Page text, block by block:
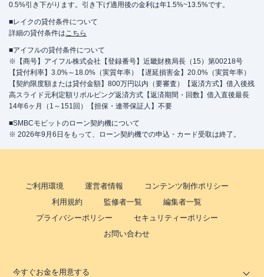
0.5%引き下がります。引き下げ適用後の金利は年1.5%~13.5%です。
■レイクの貸付条件について
詳細の貸付条件はこちら
■アイフルの貸付条件について
※【商号】アイフル株式会社【登録番号】近畿財務局長（15）第00218号
【貸付利率】3.0%～18.0%（実質年率）【遅延損害金】20.0%（実質年率）
【契約限度額または貸付金額】800万円以内（要審査）【返済方式】借入後残
高スライド元利定額リボルビング返済方式【返済期間・回数】借入直後最長
14年6ヶ月（1～151回）【担保・連帯保証人】不要
■SMBCモビットのローン契約機について
※ 2026年9月6日をもって、ローン契約機での申込・カード受取は終了。
ご利用環境 運営者情報
コンテンツ制作ポリシー
利用規約
監修者一覧
編集者一覧
プライバシーポリシー
セキュリティーポリシー
お問い合わせ
今すぐお金を用意する